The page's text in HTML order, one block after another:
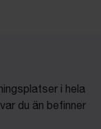
i hela
du än befinner